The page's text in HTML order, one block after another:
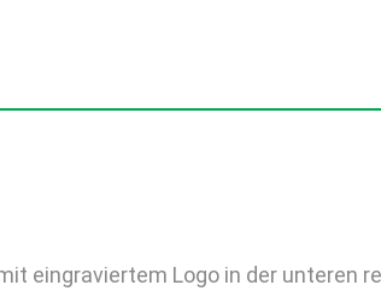
eingraviertem Logo in der unteren